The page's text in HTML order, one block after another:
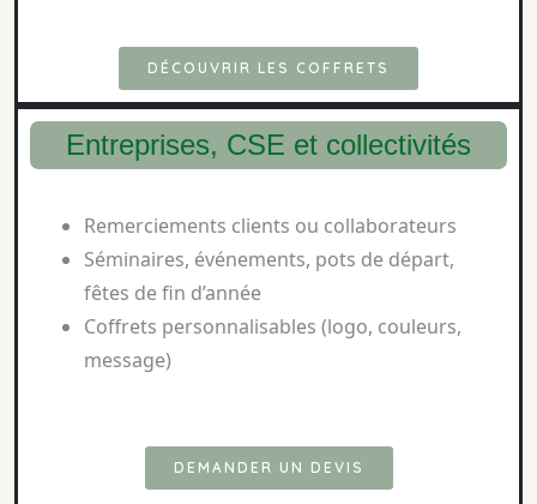
DÉCOUVRIR LES COFFRETS
Entreprises, CSE et collectivités
Remerciements clients ou collaborateurs
Séminaires, événements, pots de départ,
fêtes de fin d’année
Coffrets personnalisables (logo, couleurs,
message)
DEMANDER UN DEVIS